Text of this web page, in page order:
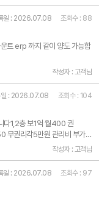
일 : 2026.07.08 조회수 : 88
트 erp 까지 같이 양도 가능합
작성자 : 고객님
일 : 2026.07.08 조회수 : 104
다1,2층 보1억 월400 권
권리각5만원 관리비 부가세
작성자 : 고객님
일 : 2026.07.08 조회수 : 97